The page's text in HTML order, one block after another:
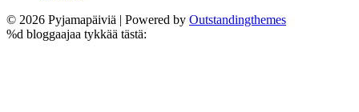
© 2026 Pyjamapäiviä | Powered by Outstandingthemes
%d bloggaajaa tykkää tästä: